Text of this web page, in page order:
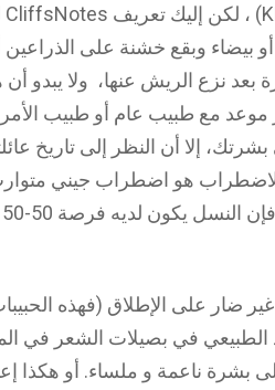
بيضاء وبقع خشنة على الذراعين
نزع الريش عنها، ولا يبدو
مع طبيب عام أو طبيب
إلا أن النظر إلى تاريخ
الاضطراب هو اضطراب جيني
ضار على الإطلاق (فهذه
الطبيعي في بصيلات الشعر في
بشرة ناعمة و ملساء. أو هكذا